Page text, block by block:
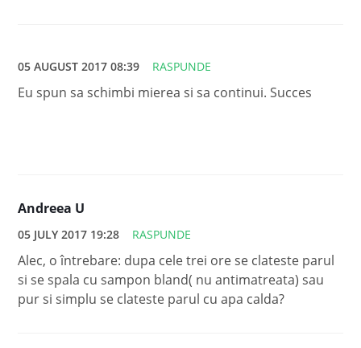
05 AUGUST 2017 08:39 RASPUNDE
Eu spun sa schimbi mierea si sa continui. Succes
Andreea U
05 JULY 2017 19:28 RASPUNDE
Alec, o întrebare: dupa cele trei ore se clateste parul
si se spala cu sampon bland( nu antimatreata) sau
pur si simplu se clateste parul cu apa calda?